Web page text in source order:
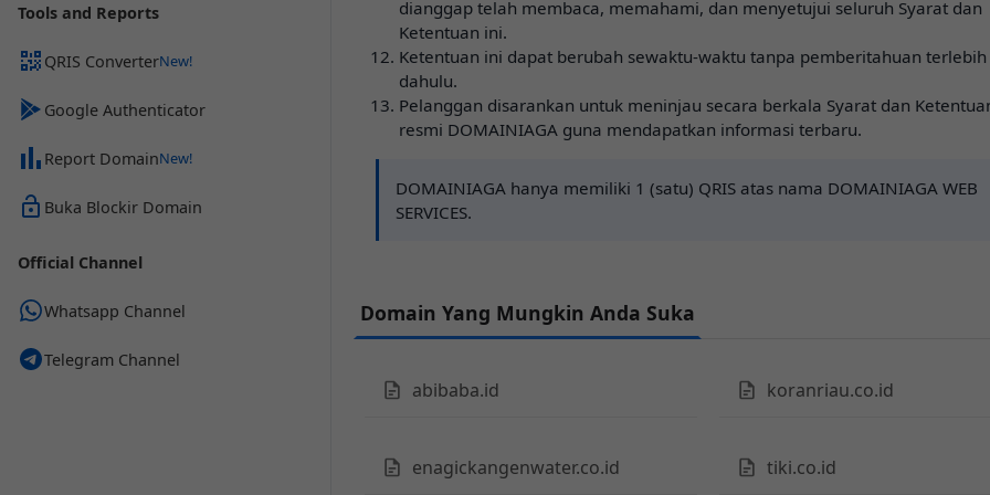
Tools and Reports
QRIS Converter
Google Authenticator
Report Domain
Buka Blockir Domain
Official Channel
Whatsapp Channel
Telegram Channel
dianggap telah membaca, memahami, dan menyetujui seluruh Syarat dan
Ketentuan ini.
Ketentuan ini dapat berubah sewaktu-waktu tanpa pemberitahuan terlebih
dahulu.
Pelanggan disarankan untuk meninjau secara berkala Syarat dan
resmi DOMAINIAGA guna mendapatkan informasi terbaru.
DOMAINIAGA hanya memiliki 1 (satu) QRIS atas nama DOMAINIAGA WEB
SERVICES.
Domain Yang Mungkin Anda Suka
abibaba.id koranriau.co.id
enagickangenwater.co.id tiki.co.id